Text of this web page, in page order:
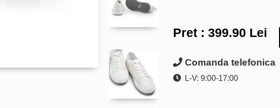
Pret : 399.90 Lei
Comanda telefonica
L-V: 9:00-17:00